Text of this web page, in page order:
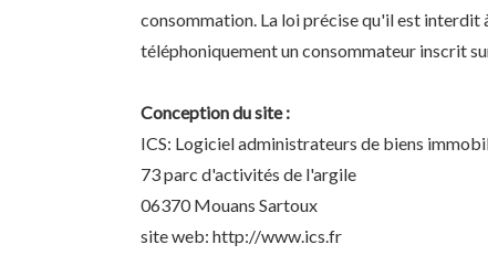
consommation. La loi précise qu'il est
téléphoniquement un consommateur inscrit
Conception du site :
ICS: Logiciel administrateurs de biens
73 parc d'activités de l'argile
06370 Mouans Sartoux
site web: http://www.ics.fr